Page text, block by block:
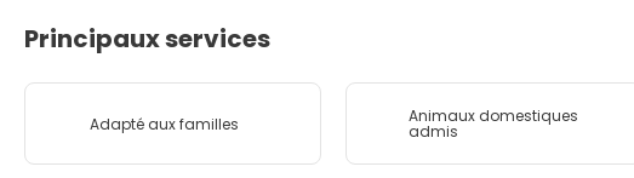
Principaux services
Adapté aux familles Animaux domestiques
admis